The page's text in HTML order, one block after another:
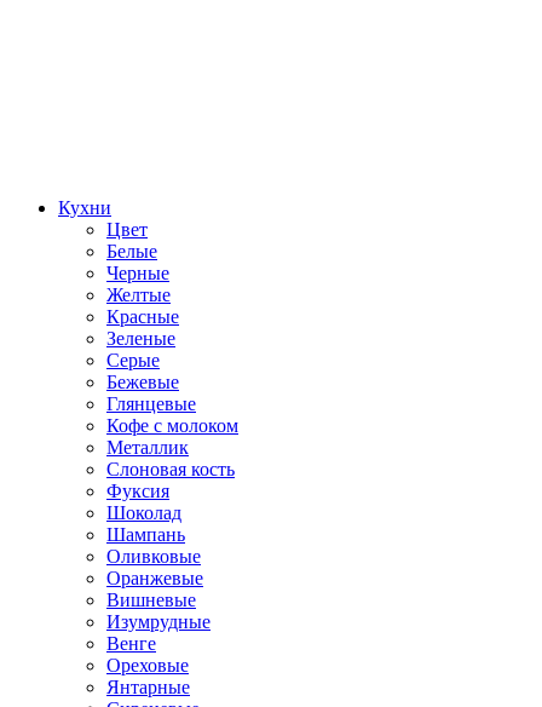
Кухни
Цвет
Белые
Черные
Желтые
Красные
Зеленые
Серые
Бежевые
Глянцевые
Кофе с молоком
Металлик
Слоновая кость
Фуксия
Шоколад
Шампань
Оливковые
Оранжевые
Вишневые
Изумрудные
Венге
Ореховые
Янтарные